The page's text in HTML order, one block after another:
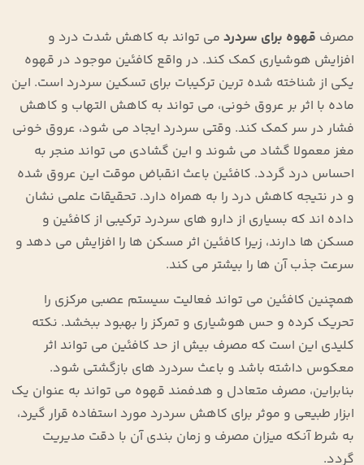
مصرف قهوه برای سردرد می ‌تواند به کاهش شدت درد و
افزایش هوشیاری کمک کند. در واقع کافئین موجود در قهوه
یکی از شناخته ‌شده ‌ترین ترکیبات برای تسکین سردرد است. این
ماده با اثر بر عروق خونی، می ‌تواند به کاهش التهاب و کاهش
فشار در سر کمک کند. وقتی سردرد ایجاد می ‌شود، عروق خونی
مغز معمولا گشاد می ‌شوند و این گشادی می ‌تواند منجر به
احساس درد گردد. کافئین باعث انقباض موقت این عروق شده
و در نتیجه کاهش درد را به همراه دارد. تحقیقات علمی نشان
داده ‌اند که بسیاری از دارو های سردرد ترکیبی از کافئین و
مسکن‌ ها دارند، زیرا کافئین اثر مسکن‌ ها را افزایش می ‌دهد و
سرعت جذب آن ‌ها را بیشتر می‌ کند.
همچنین کافئین می ‌تواند فعالیت سیستم عصبی مرکزی را
تحریک کرده و حس هوشیاری و تمرکز را بهبود ببخشد. نکته
کلیدی این است که مصرف بیش از حد کافئین می ‌تواند اثر
معکوس داشته باشد و باعث سردرد های بازگشتی شود.
بنابراین، مصرف متعادل و هدفمند قهوه می ‌تواند به عنوان یک
ابزار طبیعی و موثر برای کاهش سردرد مورد استفاده قرار گیرد،
به شرط آنکه میزان مصرف و زمان ‌بندی آن با دقت مدیریت
گردد.